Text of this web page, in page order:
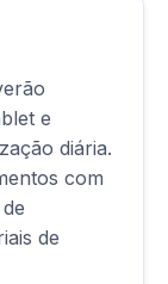
e
diária.
com
de